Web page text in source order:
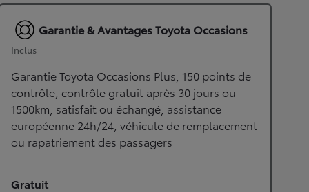
Garantie & Avantages Toyota Occasions
Inclus
Garantie Toyota Occasions Plus, 150 points de
contrôle, contrôle gratuit après 30 jours ou
1500km, satisfait ou échangé, assistance
européenne 24h/24, véhicule de remplacement
ou rapatriement des passagers
Gratuit